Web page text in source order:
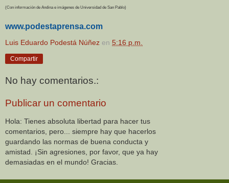
(Con información de Andina e imágenes de Universidad de San Pablo)
www.podestaprensa.com
Luis Eduardo Podestá Núñez en 5:16 p.m.
Compartir
No hay comentarios.:
Publicar un comentario
Hola: Tienes absoluta libertad para hacer tus
comentarios, pero... siempre hay que hacerlos
guardando las normas de buena conducta y
amistad. ¡Sin agresiones, por favor, que ya hay
demasiadas en el mundo! Gracias.